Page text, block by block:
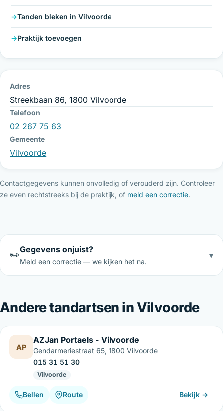
Tanden bleken in Vilvoorde
Praktijk toevoegen
Adres
Streekbaan 86, 1800 Vilvoorde
Telefoon
02 267 75 63
Gemeente
Vilvoorde
Contactgegevens kunnen onvolledig of verouderd zijn. Controleer
ze even rechtstreeks bij de praktijk, of meld een correctie.
✏️Gegevens onjuist?
Meld een correctie — we kijken het na.
▾
Andere tandartsen in Vilvoorde
AP
AZJan Portaels - Vilvoorde
Gendarmeriestraat 65, 1800 Vilvoorde
015 31 51 30
Vilvoorde
Bellen Route Bekijk →